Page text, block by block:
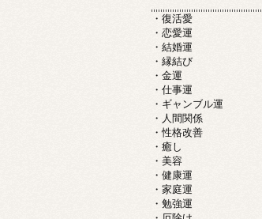
・復活愛
・恋愛運
・結婚運
・縁結び
・金運
・仕事運
・ギャンブル運
・人間関係
・性格改善
・癒し
・美容
・健康運
・家庭運
・勉強運